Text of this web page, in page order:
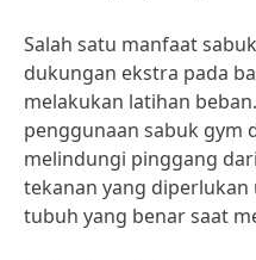
Salah satu manfaat
dukungan ekstra pada
melakukan latihan
penggunaan sabuk gym
melindungi pinggang
tekanan yang
tubuh yang benar saat